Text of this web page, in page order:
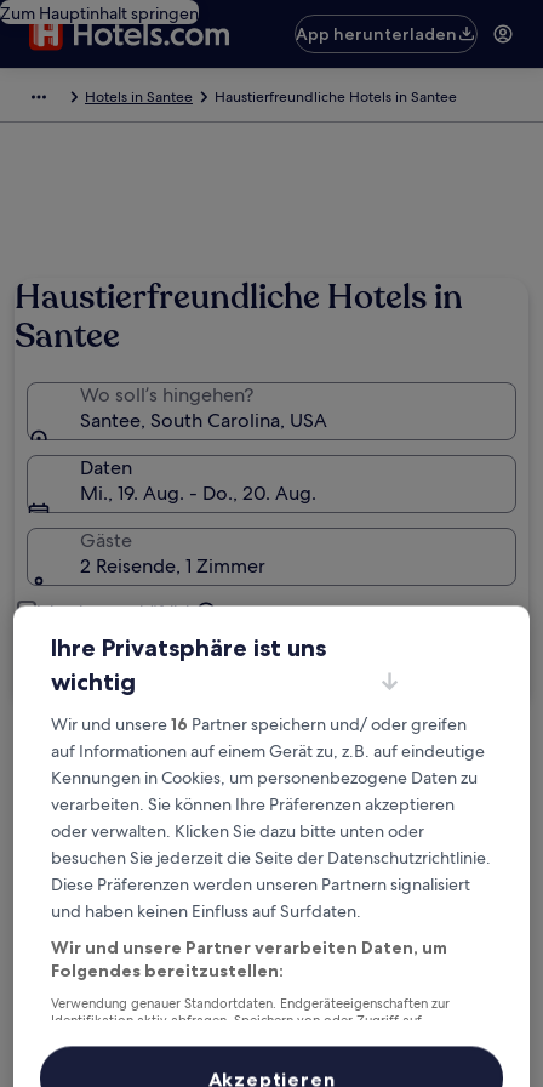
Zum Hauptinhalt springen
App herunterladen
Hotels in Santee Haustierfreundliche Hotels in Santee
Haustierfreundliche Hotels in
Santee
Wo soll’s hingehen?
Santee, South Carolina, USA
Daten
Mi., 19. Aug. - Do., 20. Aug.
Gäste
2 Reisende, 1 Zimmer
Ich reise geschäftlich
Kostenlose Stornierung bei
Planänderungen
Verdiene Prämien für jede
wahrgenommene Übernachtung
Mehr sparen mit Preisen für Mitglieder
Überprüfe die Preise für diese Daten
Ihre Privatsphäre ist uns
wichtig
Wir und unsere16 Partner speichern und/ oder greifen
auf Informationen auf einem Gerät zu, z.B. auf eindeutige
Kennungen in Cookies, um personenbezogene Daten zu
verarbeiten. Sie können Ihre Präferenzen akzeptieren
oder verwalten. Klicken Sie dazu bitte unten oder
besuchen Sie jederzeit die Seite der Datenschutzrichtlinie.
Diese Präferenzen werden unseren Partnern signalisiert
und haben keinen Einfluss auf Surfdaten.
Wir und unsere Partner verarbeiten Daten, um
Folgendes bereitzustellen:
Verwendung genauer Standortdaten. Endgeräteeigenschaften zur
Identifikation aktiv abfragen. Speichern von oder Zugriff auf
Inhalte, Messung von Werbeleistung und der Performance von Inhalten,
Zielgruppenforschung sowie Entwicklung und Verbesserung von
Akzeptieren